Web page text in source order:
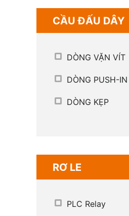
CẦU ĐẤU DÂY
DÒNG VẶN VÍT
DÒNG PUSH-IN
DÒNG KẸP
RƠ LE
PLC Relay